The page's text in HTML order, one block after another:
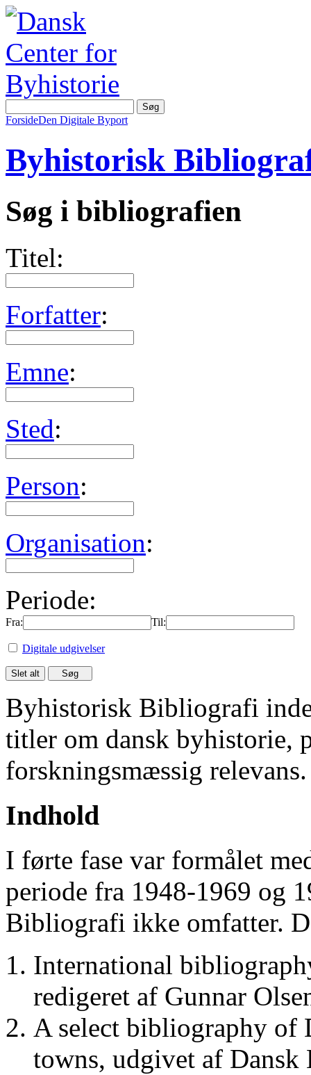
ForsideDen Digitale Byport
Byhistorisk
Søg i bibliografien
Titel:
Forfatter:
Emne:
Sted:
Person:
Organisation:
Periode:
Fra: Til:
Digitale udgivelser
Byhistorisk Bibliografi
titler om dansk byhistorie,
forskningsmæssig relevans.
Indhold
I førte fase var formålet
periode fra 1948-1969 og
Bibliografi ikke omfatter.
International
redigeret af Gunnar
A select bibliography of
towns, udgivet af